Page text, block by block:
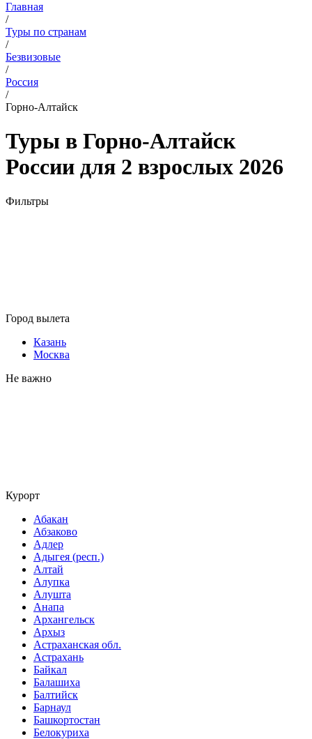
Главная
/
Туры по странам
/
Безвизовые
/
Россия
/
Горно-Алтайск
Туры в Горно-Алтайск
России для 2 взрослых 2026
Фильтры
Город вылета
Казань
Москва
Не важно
Курорт
Абакан
Абзаково
Адлер
Адыгея (респ.)
Алтай
Алупка
Алушта
Анапа
Архангельск
Архыз
Астраханская обл.
Астрахань
Байкал
Балашиха
Балтийск
Барнаул
Башкортостан
Белокуриха